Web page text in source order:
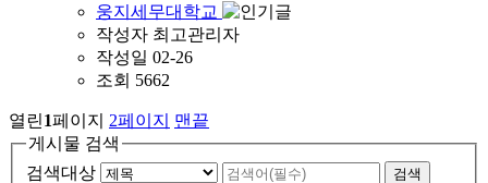
웅지세무대학교
작성자 최고관리자
작성일 02-26
조회 5662
열린1페이지 2페이지
맨끝
게시물 검색
검색대상